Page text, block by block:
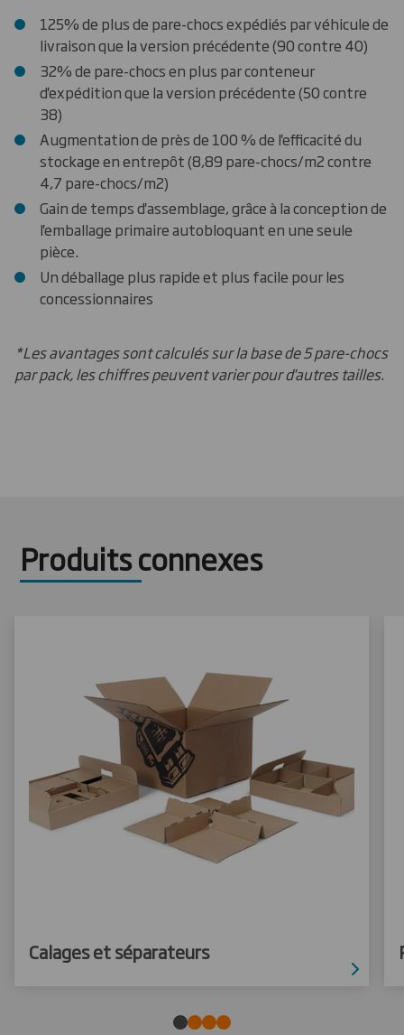
125% de plus de pare-chocs expédiés par véhicule de
livraison que la version précédente (90 contre 40)
32% de pare-chocs en plus par conteneur
d'expédition que la version précédente (50 contre
38)
Augmentation de près de 100 % de l'efficacité du
stockage en entrepôt (8,89 pare-chocs/m2 contre
4,7 pare-chocs/m2)
Gain de temps d'assemblage, grâce à la conception de
l'emballage primaire autobloquant en une seule
pièce.
Un déballage plus rapide et plus facile pour les
concessionnaires
*Les avantages sont calculés sur la base de 5 pare-chocs
par pack, les chiffres peuvent varier pour d'autres tailles.
Produits connexes
Calages et séparateurs